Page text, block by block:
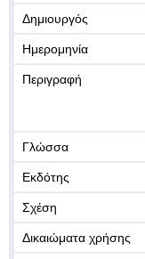
Δημιουργός
Ημερομηνία
Περιγραφή
Γλώσσα
Εκδότης
Σχέση
Δικαιώματα χρήσης